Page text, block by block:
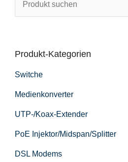
u
n
n
a
:
Produkt-Kategorien
Switche
Medienkonverter
UTP-/Koax-Extender
PoE Injektor/Midspan/Splitter
DSL Modems